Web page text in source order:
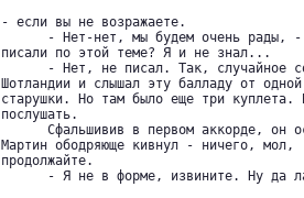
- если вы не возражаете.
- Нет-нет, мы будем очень рады,
писали по этой теме? Я и не знал...
- Нет, не писал. Так, случайное
Шотландии и слышал эту балладу от одной
старушки. Но там было еще три куплета.
послушать.
Сфальшивив в первом аккорде, он
Мартин ободряюще кивнул - ничего, мол,
продолжайте.
- Я не в форме, извините. Ну да